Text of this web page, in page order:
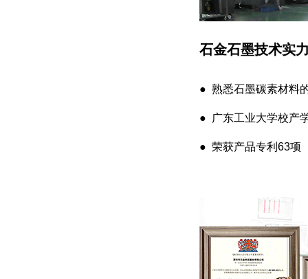
石金石墨技术实
● 熟悉石墨碳素材料
● 广东工业大学校产
● 荣获产品专利63项